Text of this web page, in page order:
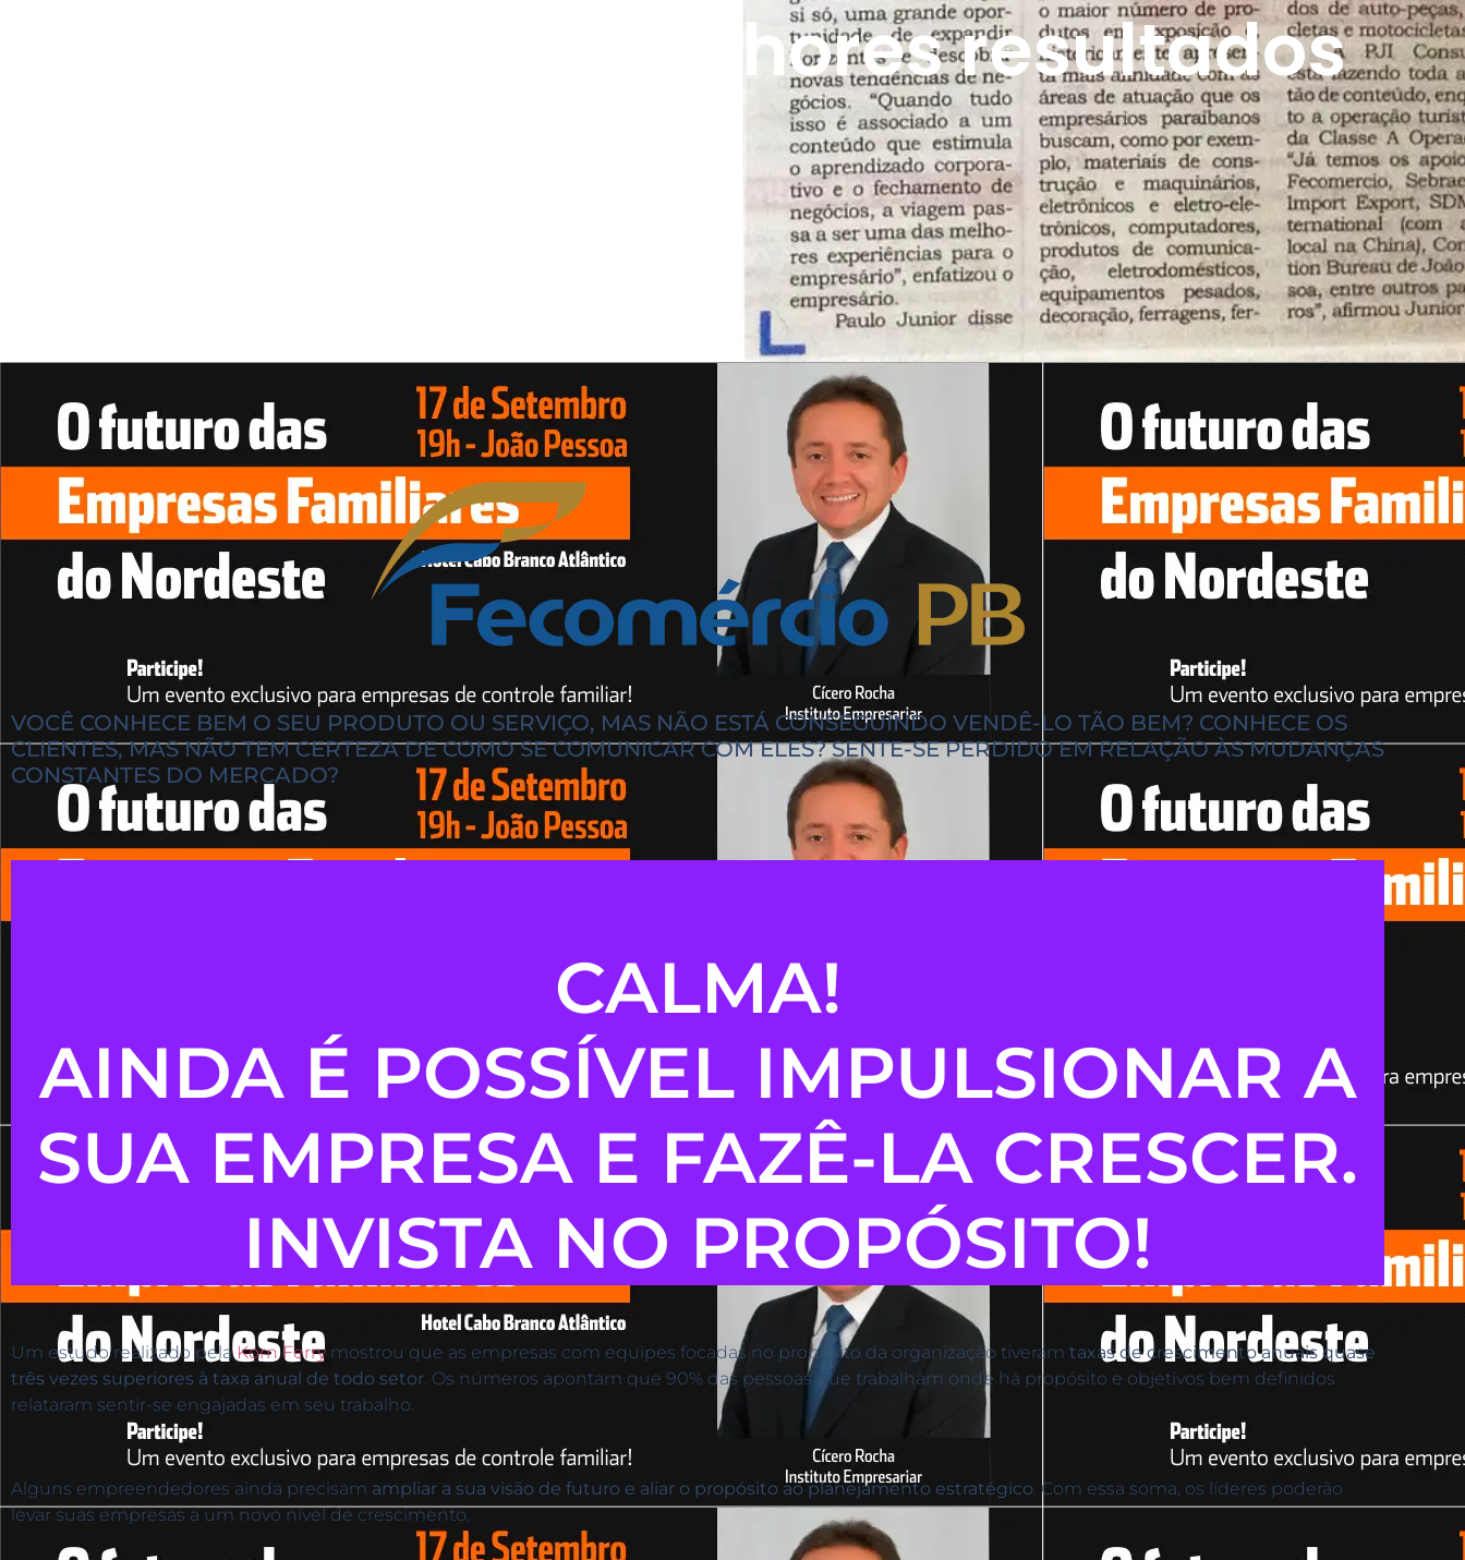
alcançará os melhores resultados
VOCÊ CONHECE BEM O SEU PRODUTO OU SERVIÇO, MAS NÃO ESTÁ CONSEGUINDO VENDÊ-LO TÃO BEM? CONHECE OS
CLIENTES, MAS NÃO TEM CERTEZA DE COMO SE COMUNICAR COM ELES? SENTE-SE PERDIDO EM RELAÇÃO ÀS MUDANÇAS
CONSTANTES DO MERCADO?
CALMA!
AINDA É POSSÍVEL IMPULSIONAR A
SUA EMPRESA E FAZÊ-LA CRESCER.
INVISTA NO PROPÓSITO!
Um estudo realizado pela Korn Ferry mostrou que as empresas com equipes focadas no propósito da organização tiveram taxas de crescimento anuais quase
três vezes superiores à taxa anual de todo setor. Os números apontam que 90% das pessoas que trabalham onde há propósito e objetivos bem definidos
relataram sentir-se engajadas em seu trabalho.
Alguns empreendedores ainda precisam ampliar a sua visão de futuro e aliar o propósito ao planejamento estratégico . Com essa soma, os líderes poderão
levar suas empresas a um novo nível de crescimento.